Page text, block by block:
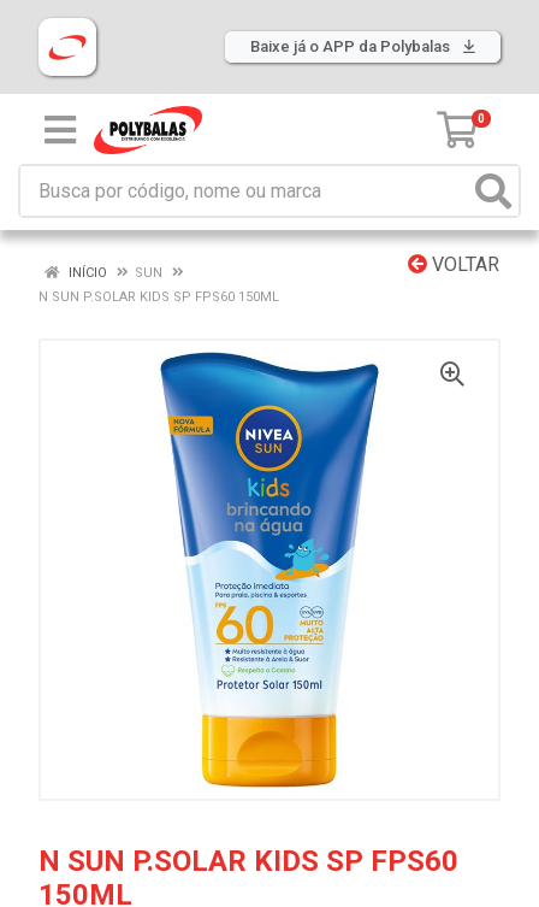
Baixe já o APP da Polybalas
0
VOLTAR
INÍCIO
SUN
N SUN P.SOLAR KIDS SP FPS60 150ML
N SUN P.SOLAR KIDS SP FPS60
150ML